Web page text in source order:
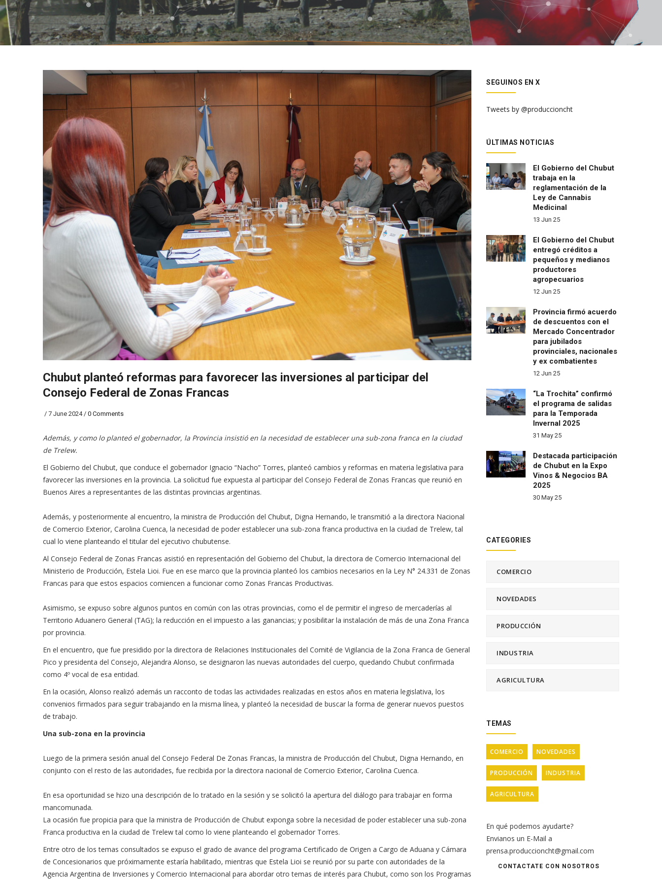
Chubut planteó reformas para favorecer las inversiones al participar del
Consejo Federal de Zonas Francas
/ 7 June 2024/ 0 Comments
Además, y como lo planteó el gobernador, la Provincia insistió en la necesidad de establecer una sub-zona franca en la ciudad
de Trelew.
El Gobierno del Chubut, que conduce el gobernador Ignacio “Nacho” Torres, planteó cambios y reformas en materia legislativa para
favorecer las inversiones en la provincia. La solicitud fue expuesta al participar del Consejo Federal de Zonas Francas que reunió en
Buenos Aires a representantes de las distintas provincias argentinas.
Además, y posteriormente al encuentro, la ministra de Producción del Chubut, Digna Hernando, le transmitió a la directora Nacional
de Comercio Exterior, Carolina Cuenca, la necesidad de poder establecer una sub-zona franca productiva en la ciudad de Trelew, tal
cual lo viene planteando el titular del ejecutivo chubutense.
Al Consejo Federal de Zonas Francas asistió en representación del Gobierno del Chubut, la directora de Comercio Internacional del
Ministerio de Producción, Estela Lioi. Fue en ese marco que la provincia planteó los cambios necesarios en la Ley N° 24.331 de Zonas
Francas para que estos espacios comiencen a funcionar como Zonas Francas Productivas.
Asimismo, se expuso sobre algunos puntos en común con las otras provincias, como el de permitir el ingreso de mercaderías al
Territorio Aduanero General (TAG); la reducción en el impuesto a las ganancias; y posibilitar la instalación de más de una Zona Franca
por provincia.
En el encuentro, que fue presidido por la directora de Relaciones Institucionales del Comité de Vigilancia de la Zona Franca de General
Pico y presidenta del Consejo, Alejandra Alonso, se designaron las nuevas autoridades del cuerpo, quedando Chubut confirmada
como 4º vocal de esa entidad.
En la ocasión, Alonso realizó además un racconto de todas las actividades realizadas en estos años en materia legislativa, los
convenios firmados para seguir trabajando en la misma línea, y planteó la necesidad de buscar la forma de generar nuevos puestos
de trabajo.
Una sub-zona en la provincia
Luego de la primera sesión anual del Consejo Federal De Zonas Francas, la ministra de Producción del Chubut, Digna Hernando, en
conjunto con el resto de las autoridades, fue recibida por la directora nacional de Comercio Exterior, Carolina Cuenca.
En esa oportunidad se hizo una descripción de lo tratado en la sesión y se solicitó la apertura del diálogo para trabajar en forma
mancomunada.
La ocasión fue propicia para que la ministra de Producción de Chubut exponga sobre la necesidad de poder establecer una sub-zona
Franca productiva en la ciudad de Trelew tal como lo viene planteando el gobernador Torres.
Entre otro de los temas consultados se expuso el grado de avance del programa Certificado de Origen a Cargo de Aduana y Cámara
de Concesionarios que próximamente estaría habilitado, mientras que Estela Lioi se reunió por su parte con autoridades de la
Agencia Argentina de Inversiones y Comercio Internacional para abordar otro temas de interés para Chubut, como son los Programas
SEGUINOS EN X
Tweets by @produccioncht
ÚLTIMAS NOTICIAS
El Gobierno del Chubut
trabaja en la
reglamentación de la
Ley de Cannabis
Medicinal
13 Jun 25
El Gobierno del Chubut
entregó créditos a
pequeños y medianos
productores
agropecuarios
12 Jun 25
Provincia firmó acuerdo
de descuentos con el
Mercado Concentrador
para jubilados
provinciales, nacionales
y ex combatientes
12 Jun 25
“La Trochita” confirmó
el programa de salidas
para la Temporada
Invernal 2025
31 May 25
Destacada participación
de Chubut en la Expo
Vinos & Negocios BA
2025
30 May 25
CATEGORIES
COMERCIO
NOVEDADES
PRODUCCIÓN
INDUSTRIA
AGRICULTURA
TEMAS
COMERCIO NOVEDADES
PRODUCCIÓN INDUSTRIA
AGRICULTURA
En qué podemos ayudarte?
Envianos un E-Mail a
prensa.produccioncht@gmail.com
CONTACTATE CON NOSOTROS